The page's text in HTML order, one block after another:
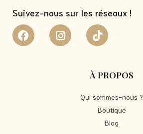
Suivez-nous sur les réseaux !
À PROPOS
Qui sommes-nous ?
Boutique
Blog